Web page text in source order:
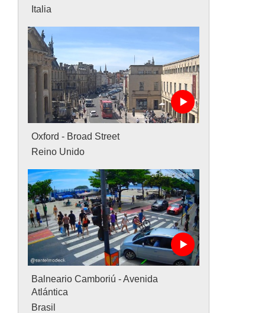
Italia
Oxford - Broad Street
Reino Unido
Balneario Camboriú - Avenida
Atlántica
Brasil